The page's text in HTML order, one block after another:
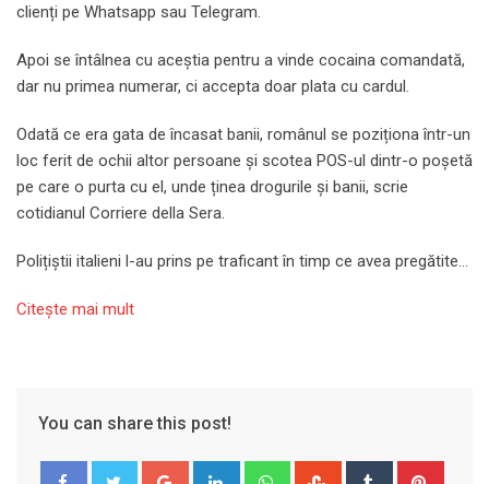
clienți pe Whatsapp sau Telegram.
Apoi se întâlnea cu aceștia pentru a vinde cocaina comandată,
dar nu primea numerar, ci accepta doar plata cu cardul.
Odată ce era gata de încasat banii, românul se poziționa într-un
loc ferit de ochii altor persoane și scotea POS-ul dintr-o poșetă
pe care o purta cu el, unde ținea drogurile și banii, scrie
cotidianul Corriere della Sera.
Polițiștii italieni l-au prins pe traficant în timp ce avea pregătite…
Citeşte mai mult
You can share this post!
Google+ LinkedIn WhatsappStumbleUpon
Tumblr